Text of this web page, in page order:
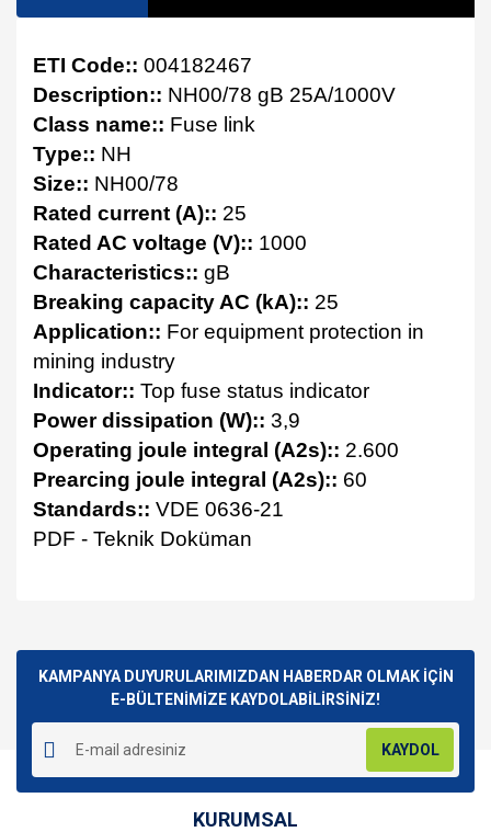
ETI Code:: 004182467
Description:: NH00/78 gB 25A/1000V
Class name:: Fuse link
Type:: NH
Size:: NH00/78
Rated current (A):: 25
Rated AC voltage (V):: 1000
Characteristics:: gB
Breaking capacity AC (kA):: 25
Application:: For equipment protection in
mining industry
Indicator:: Top fuse status indicator
Power dissipation (W):: 3,9
Operating joule integral (A2s):: 2.600
Prearcing joule integral (A2s):: 60
Standards:: VDE 0636-21
PDF - Teknik Doküman
Yorum Yaz
kullanarak tarafımıza iletebilirsiniz.
Görüş ve önerileriniz için teşekkür ederiz.
Ürün resmi kalitesiz, bozuk veya görüntülenemiyor.
Ürün açıklamasında eksik bilgiler bulunuyor.
Ürün bilgilerinde hatalar bulunuyor.
Ürün fiyatı diğer sitelerden daha pahalı.
KAMPANYA DUYURULARIMIZDAN HABERDAR OLMAK İÇİN
E-BÜLTENİMİZE KAYDOLABİLİRSİNİZ!
KAYDOL
KURUMSAL